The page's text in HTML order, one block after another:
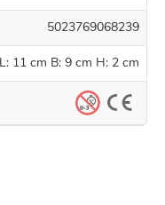
5023769068239
L: 11 cm B: 9 cm H: 2 cm